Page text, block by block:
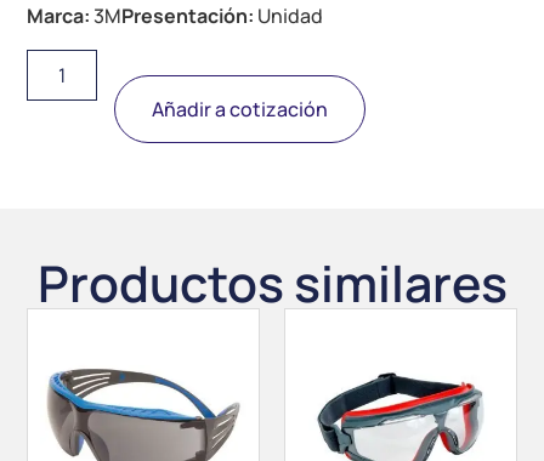
Marca:3MPresentación: Unidad
Añadir a cotización
Productos similares